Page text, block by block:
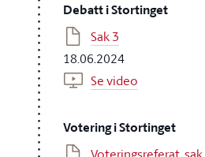
Debatt i Stortinget
Sak 3
18.06.2024
Se video
Votering i Stortinget